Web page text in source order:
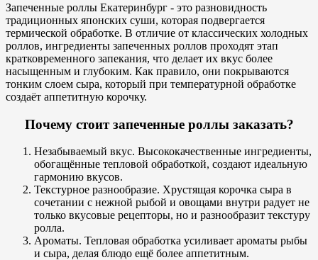
Запеченные роллы Екатеринбург - это разновидность
традиционных японских суши, которая подвергается
термической обработке. В отличие от классических холодных
роллов, ингредиенты запеченных роллов проходят этап
кратковременного запекания, что делает их вкус более
насыщенным и глубоким. Как правило, они покрываются
тонким слоем сыра, который при температурной обработке
создаёт аппетитную корочку.
Почему стоит запеченные роллы заказать?
Незабываемый вкус. Высококачественные ингредиенты,
обогащённые тепловой обработкой, создают идеальную
гармонию вкусов.
Текстурное разнообразие. Хрустящая корочка сыра в
сочетании с нежной рыбой и овощами внутри радует не
только вкусовые рецепторы, но и разнообразит текстуру
ролла.
Ароматы. Тепловая обработка усиливает ароматы рыбы
и сыра, делая блюдо ещё более аппетитным.